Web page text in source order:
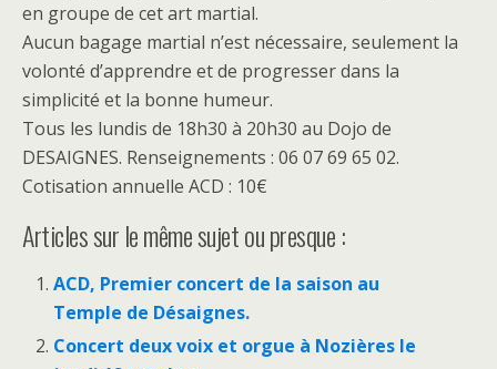
en groupe de cet art martial.
Aucun bagage martial n’est nécessaire, seulement la
volonté d’apprendre et de progresser dans la
simplicité et la bonne humeur.
Tous les lundis de 18h30 à 20h30 au Dojo de
DESAIGNES. Renseignements : 06 07 69 65 02.
Cotisation annuelle ACD : 10€
Articles sur le même sujet ou presque :
ACD, Premier concert de la saison au
Temple de Désaignes.
Concert deux voix et orgue à Nozières le